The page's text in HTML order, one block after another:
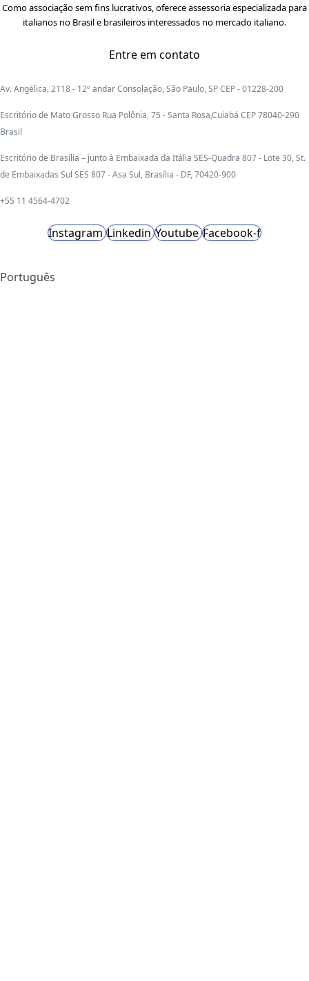
Como associação sem fins lucrativos, oferece assessoria especializada para
italianos no Brasil e brasileiros interessados no mercado italiano.
Entre em contato
Av. Angélica, 2118 - 12º andar Consolação, São Paulo, SP CEP - 01228-200
Escritório de Mato Grosso Rua Polônia, 75 - Santa Rosa,Cuiabá CEP 78040-290
Brasil
Escritório de Brasília – junto à Embaixada da Itália SES-Quadra 807 - Lote 30, St.
de Embaixadas Sul SES 807 - Asa Sul, Brasília - DF, 70420-900
+55 11 4564-4702
Instagram Linkedin Youtube Facebook-f
Português